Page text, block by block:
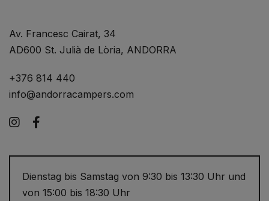
Av. Francesc Cairat, 34
AD600 St. Julià de Lòria, ANDORRA
+376 814 440
info@andorracampers.com
Instagram
Dienstag bis Samstag von 9:30 bis 13:30 Uhr und
von 15:00 bis 18:30 Uhr